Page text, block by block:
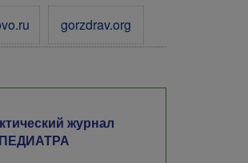
gorzdrav.org
журнал